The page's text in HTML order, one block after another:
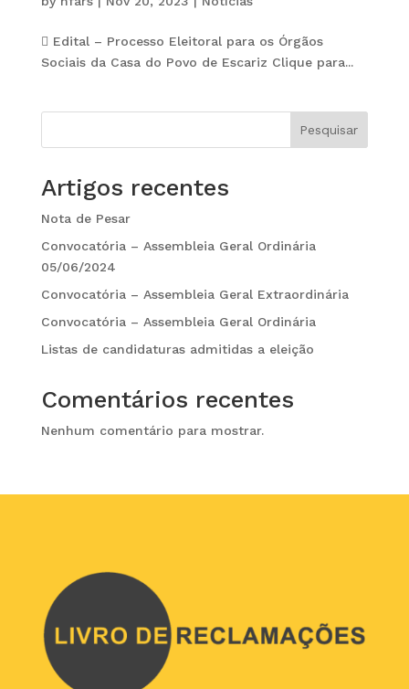
 Edital – Processo Eleitoral para os Órgãos
Sociais da Casa do Povo de Escariz Clique para...
Pesquisar
Artigos recentes
Nota de Pesar
Convocatória – Assembleia Geral Ordinária
05/06/2024
Convocatória – Assembleia Geral Extraordinária
Convocatória – Assembleia Geral Ordinária
Listas de candidaturas admitidas a eleição
Comentários recentes
Nenhum comentário para mostrar.